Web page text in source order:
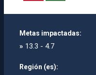
Metas impactadas:
» 13.3 - 4.7
Región (es):